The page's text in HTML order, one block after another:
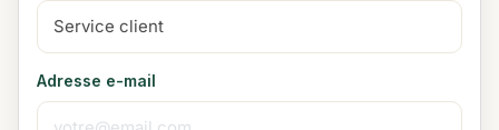
Adresse e-mail